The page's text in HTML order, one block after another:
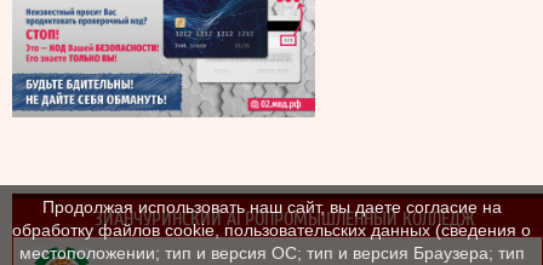
ЗИАНЧУРИНСКИЙ АГРОПРОМЫШЛЕННЫЙ КОЛЛЕДЖ
Продолжая использовать наш сайт, вы даете согласие на
обработку файлов cookie, пользовательских данных (сведения о
местоположении; тип и версия ОС; тип и версия Браузера; тип